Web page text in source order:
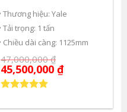
Thương hiệu: Yale
Tải trọng: 1 tấn
Chiều dài càng: 1125mm
47,000,000₫
45,500,000 ₫
hạng5.00